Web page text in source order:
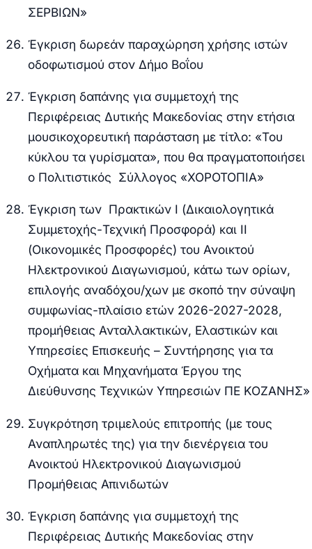
ΣΕΡΒΙΩΝ»
Έγκριση δωρεάν παραχώρηση χρήσης ιστών
οδοφωτισμού στον Δήμο Βοΐου
Έγκριση δαπάνης για συμμετοχή της
Περιφέρειας Δυτικής Μακεδονίας στην ετήσια
μουσικοχορευτική παράσταση με τίτλο: «Του
κύκλου τα γυρίσματα», που θα πραγματοποιήσει
ο Πολιτιστικός Σύλλογος «ΧΟΡΟΤΟΠΙΑ»
Έγκριση των Πρακτικών Ι (Δικαιολογητικά
Συμμετοχής-Τεχνική Προσφορά) και ΙΙ
(Οικονομικές Προσφορές) του Ανοικτού
Ηλεκτρονικού Διαγωνισμού, κάτω των ορίων,
επιλογής αναδόχου/χων με σκοπό την σύναψη
συμφωνίας-πλαίσιο ετών 2026-2027-2028,
προμήθειας Ανταλλακτικών, Ελαστικών και
Υπηρεσίες Επισκευής – Συντήρησης για τα
Οχήματα και Μηχανήματα Έργου της
Διεύθυνσης Τεχνικών Υπηρεσιών ΠΕ ΚΟΖΑΝΗΣ»
Συγκρότηση τριμελούς επιτροπής (με τους
Αναπληρωτές της) για την διενέργεια του
Ανοικτού Ηλεκτρονικού Διαγωνισμού
Προμήθειας Απινιδωτών
Έγκριση δαπάνης για συμμετοχή της
Περιφέρειας Δυτικής Μακεδονίας στην